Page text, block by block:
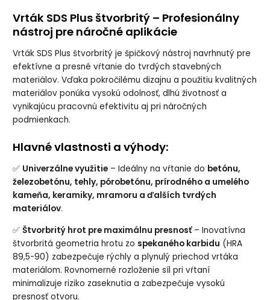
Vrták SDS Plus štvorbritý – Profesionálny
nástroj pre náročné aplikácie
Vrták SDS Plus štvorbritý je špičkový nástroj navrhnutý pre
efektívne a presné vŕtanie do tvrdých stavebných
materiálov. Vďaka pokročilému dizajnu a použitiu kvalitných
materiálov ponúka vysokú odolnosť, dlhú životnosť a
vynikajúcu pracovnú efektivitu aj pri náročných
podmienkach.
Hlavné vlastnosti a výhody:
✅ Univerzálne využitie – Ideálny na vŕtanie do betónu,
železobetónu, tehly, pórobetónu, prírodného a umelého
kameňa, keramiky, mramoru a ďalších tvrdých
materiálov.
✅Štvorbritý hrot pre maximálnu presnosť– Inovatívna
štvorbritá geometria hrotu zo spekaného karbidu (HRA
89,5-90) zabezpečuje rýchly a plynulý priechod vrtáka
materiálom. Rovnomerné rozloženie síl pri vŕtaní
minimalizuje riziko zaseknutia a zabezpečuje vysokú
presnosť otvoru.